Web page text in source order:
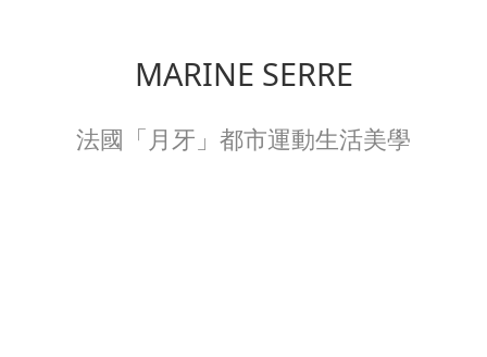
MARINE SERRE
法國「月牙」都市運動生活美學